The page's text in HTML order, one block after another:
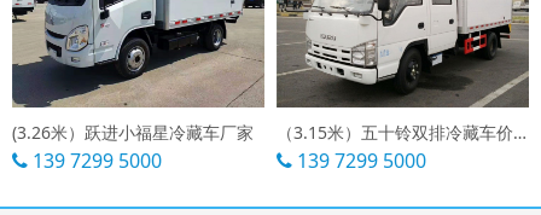
(3.26米）跃进小福星冷藏车厂家
139 7299 5000
（3.15米）五十铃双排冷藏车价格
139 7299 5000